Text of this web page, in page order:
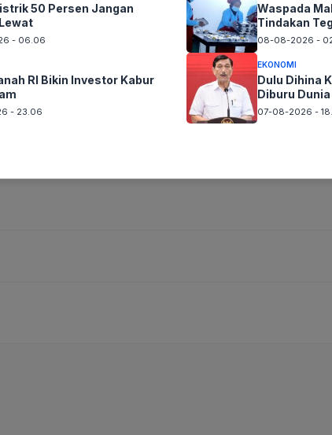
OJK saat ini tengah mempersiapkan penunjukan
posisi Direktur Utama BEI, sembari menunggu
bagi investor dan seluruh pemangku kepentingan
foto Silahkan
50 Persen Jangan
- 06.06
Waspada
Tindakan
08-08-2026 -
RI Bikin Investor Kabur
- 23.06
EKONOMI
Dulu Dihina
Diburu Dunia
07-08-2026 -